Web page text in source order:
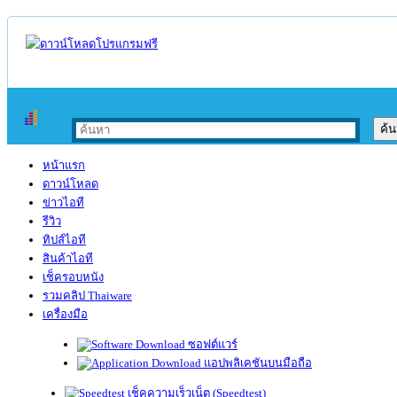
หน้าแรก
ดาวน์โหลด
ข่าวไอที
รีวิว
ทิปส์ไอที
สินค้าไอที
เช็ครอบหนัง
รวมคลิป Thaiware
เครื่องมือ
ซอฟต์แวร์
แอปพลิเคชันบนมือถือ
เช็คความเร็วเน็ต (Speedtest)